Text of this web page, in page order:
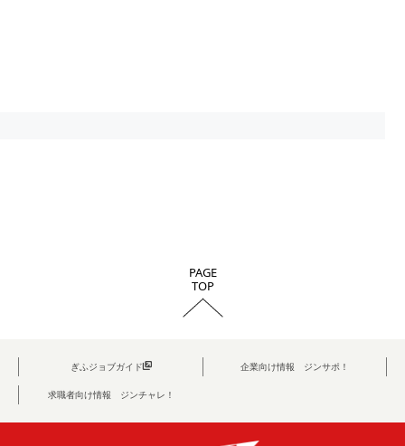
PAGE
TOP
ぎふジョブガイド 企業向け情報 ジンサポ！
求職者向け情報 ジンチャレ！